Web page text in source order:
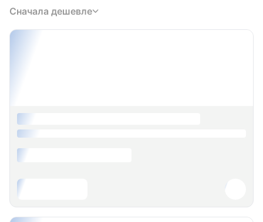
Сначала дешевле